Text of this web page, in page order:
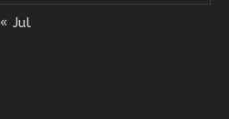
« Jul